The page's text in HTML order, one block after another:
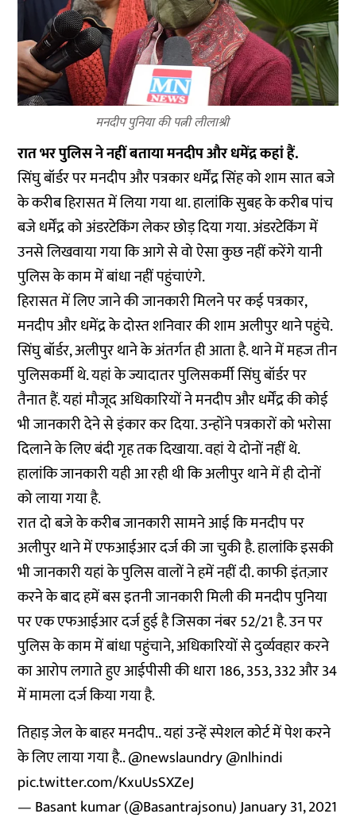
मनदीप पुनिया की पत्नी लीलाश्री
रात भर पुलिस ने नहीं बताया मनदीप और धमेंद्र कहां हैं.
सिंघु बॉर्डर पर मनदीप और पत्रकार धर्मेंद्र सिंह को शाम सात बजे
के करीब हिरासत में लिया गया था. हालांकि सुबह के करीब पांच
बजे धर्मेंद्र को अंडरटेकिंग लेकर छोड़ दिया गया. अंडरटेकिंग में
उनसे लिखवाया गया कि आगे से वो ऐसा कुछ नहीं करेंगे यानी
पुलिस के काम में बांधा नहीं पहुंचाएंगे.
हिरासत में लिए जाने की जानकारी मिलने पर कई पत्रकार,
मनदीप और धमेंद्र के दोस्त शनिवार की शाम अलीपुर थाने पहुंचे.
सिंघु बॉर्डर, अलीपुर थाने के अंतर्गत ही आता है. थाने में महज तीन
पुलिसकर्मी थे. यहां के ज्यादातर पुलिसकर्मी सिंघु बॉर्डर पर
तैनात हैं. यहां मौजूद अधिकारियों ने मनदीप और धर्मेंद्र की कोई
भी जानकारी देने से इंकार कर दिया. उन्होंने पत्रकारों को भरोसा
दिलाने के लिए बंदी गृह तक दिखाया. वहां ये दोनों नहीं थे.
हालांकि जानकारी यही आ रही थी कि अलीपुर थाने में ही दोनों
को लाया गया है.
रात दो बजे के करीब जानकारी सामने आई कि मनदीप पर
अलीपुर थाने में एफआईआर दर्ज की जा चुकी है. हालांकि इसकी
भी जानकारी यहां के पुलिस वालों ने हमें नहीं दी. काफी इंतज़ार
करने के बाद हमें बस इतनी जानकारी मिली की मनदीप पुनिया
पर एक एफआईआर दर्ज हुई है जिसका नंबर 52/21 है. उन पर
पुलिस के काम में बांधा पहुंचाने, अधिकारियों से दुर्व्यवहार करने
का आरोप लगाते हुए आईपीसी की धारा 186, 353, 332 और 34
में मामला दर्ज किया गया है.
तिहाड़ जेल के बाहर मनदीप.. यहां उन्हें स्पेशल कोर्ट में पेश करने
के लिए लाया गया है..@newslaundry@nlhindi
pic.twitter.com/KxuUsSXZeJ
— Basant kumar (@Basantrajsonu)January 31, 2021